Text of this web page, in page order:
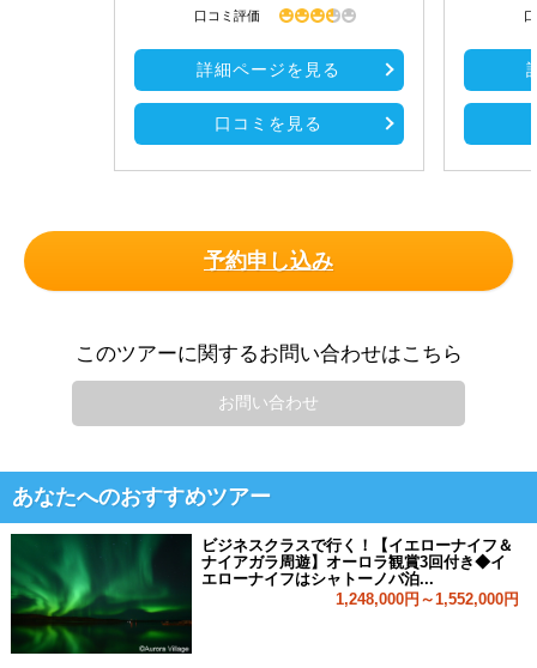
口コミ評価
詳細ページを見る
口コミを見る
予約申し込み
このツアーに関するお問い合わせはこちら
お問い合わせ
あなたへのおすすめツアー
ビジネスクラスで行く！【イエローナイフ＆
ナイアガラ周遊】オーロラ観賞3回付き◆イ
エローナイフはシャトーノバ泊...
1,248,000円～1,552,000円